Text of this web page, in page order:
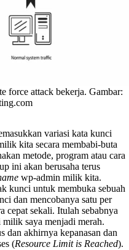
force attack bekerja. Gambar:
variasi kata kunci
kita secara membabi-buta
metode, program atau cara
ini akan berusaha terus
wp-admin milik kita.
kunci untuk membuka sebuah
dan mencobanya satu per
cepat sekali. Itulah sebabnya
saya menjadi merah.
dan akhirnya kepanasan dan
(Resource Limit is Reached).